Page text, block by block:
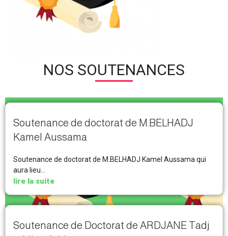
NOS SOUTENANCES
Soutenance de doctorat de M.BELHADJ
Kamel Aussama
Soutenance de doctorat de M.BELHADJ Kamel Aussama qui
aura lieu...
lire la suite
Soutenance de Doctorat de ARDJANE Tadj